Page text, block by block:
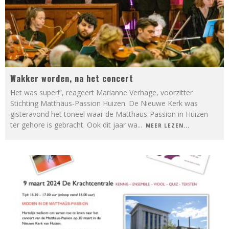
Wakker worden, na het concert
Het was super!”, reageert Marianne Verhage, voorzitter
Stichting Matthäus-Passion Huizen. De Nieuwe Kerk was
gisteravond het toneel waar de Matthäus-Passion in Huizen
ter gehore is gebracht. Ook dit jaar wa... MEER LEZEN...